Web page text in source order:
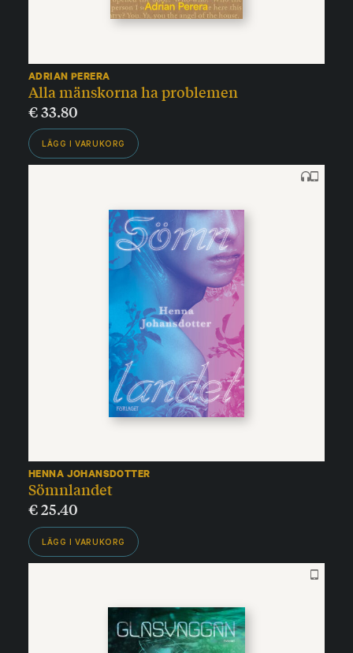
ADRIAN PERERA
Alla mänskorna ha problemen
€33.80
LÄGG I VARUKORG
HENNA JOHANSDOTTER
Sömnlandet
€25.40
LÄGG I VARUKORG